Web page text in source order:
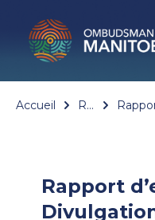
Accueil Rapports
Rapport